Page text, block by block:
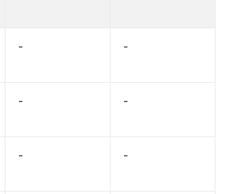
- -
- -
- -